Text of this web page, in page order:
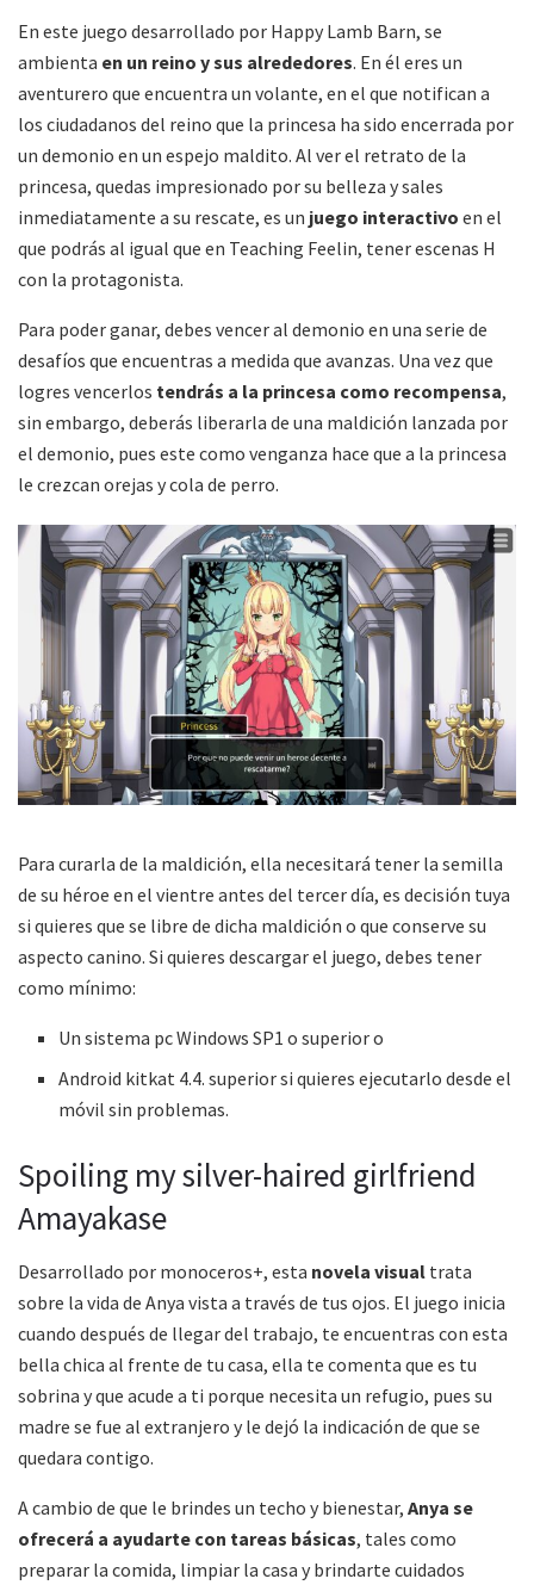
En este juego desarrollado por Happy Lamb Barn, se
ambienta en un reino y sus alrededores. En él eres un
aventurero que encuentra un volante, en el que notifican a
los ciudadanos del reino que la princesa ha sido encerrada por
un demonio en un espejo maldito. Al ver el retrato de la
princesa, quedas impresionado por su belleza y sales
inmediatamente a su rescate, es un juego interactivo en el
que podrás al igual que en Teaching Feelin, tener escenas H
con la protagonista.
Para poder ganar, debes vencer al demonio en una serie de
desafíos que encuentras a medida que avanzas. Una vez que
logres vencerlos tendrás a la princesa como recompensa,
sin embargo, deberás liberarla de una maldición lanzada por
el demonio, pues este como venganza hace que a la princesa
le crezcan orejas y cola de perro.
Para curarla de la maldición, ella necesitará tener la semilla
de su héroe en el vientre antes del tercer día, es decisión tuya
si quieres que se libre de dicha maldición o que conserve su
aspecto canino. Si quieres descargar el juego, debes tener
como mínimo:
Un sistema pc Windows SP1 o superior o
Android kitkat 4.4. superior si quieres ejecutarlo desde el
móvil sin problemas.
Spoiling my silver-haired girlfriend
Amayakase
Desarrollado por monoceros+, esta novela visual trata
sobre la vida de Anya vista a través de tus ojos. El juego inicia
cuando después de llegar del trabajo, te encuentras con esta
bella chica al frente de tu casa, ella te comenta que es tu
sobrina y que acude a ti porque necesita un refugio, pues su
madre se fue al extranjero y le dejó la indicación de que se
quedara contigo.
A cambio de que le brindes un techo y bienestar, Anya se
ofrecerá a ayudarte con tareas básicas, tales como
preparar la comida, limpiar la casa y brindarte cuidados